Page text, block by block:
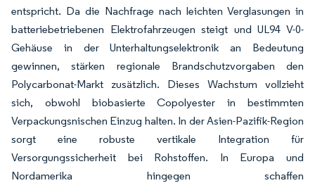
entspricht. Da die Nachfrage nach leichten Verglasungen in
batteriebetriebenen Elektrofahrzeugen steigt und UL94 V-0-
Gehäuse in der Unterhaltungselektronik an Bedeutung
gewinnen, stärken regionale Brandschutzvorgaben den
Polycarbonat-Markt zusätzlich. Dieses Wachstum vollzieht
sich, obwohl biobasierte Copolyester in bestimmten
Verpackungsnischen Einzug halten. In der Asien-Pazifik-Region
sorgt eine robuste vertikale Integration für
Versorgungssicherheit bei Rohstoffen. In Europa und
Nordamerika hingegen schaffen